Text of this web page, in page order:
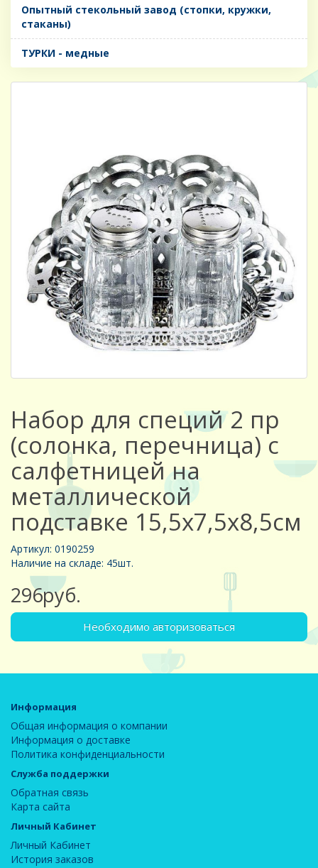
Опытный стекольный завод (стопки, кружки,
стаканы)
ТУРКИ - медные
Набор для специй 2 пр
(солонка, перечница) с
салфетницей на
металлической
подставке 15,5х7,5х8,5см
Артикул: 0190259
Наличие на складе: 45шт.
296руб.
Необходимо авторизоваться
Информация
Общая информация о компании
Информация о доставке
Политика конфиденциальности
Служба поддержки
Обратная связь
Карта сайта
Личный Кабинет
Личный Кабинет
История заказов